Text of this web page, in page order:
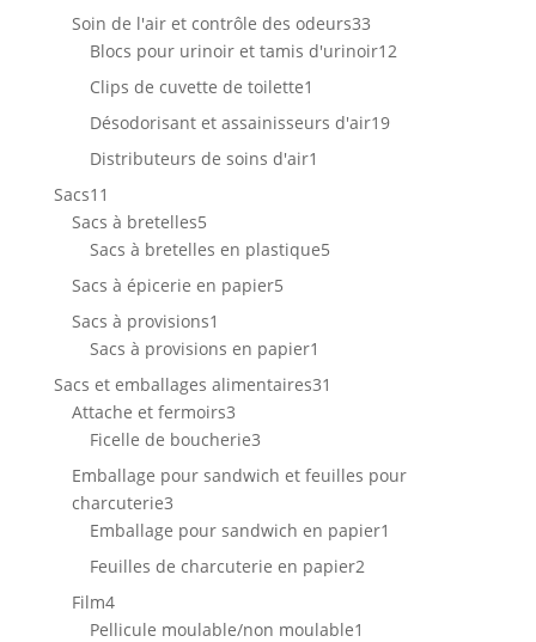
produits
Soin de l'air et contrôle des odeurs3333
produits
Blocs pour urinoir et tamis d'urinoir1212
Clips de cuvette de toilette1
produit
Désodorisant et assainisseurs d'air1919
Distributeurs de soins d'air1
Sacs11
produits
Sacs à bretelles55
produits
Sacs à bretelles en plastique55
Sacs à épicerie en papier55
Sacs à provisions1
produit
Sacs à provisions en papier1
produit
Sacs et emballages alimentaires31
Attache et fermoirs33
produits
Ficelle de boucherie33
produits
Emballage pour sandwich et feuilles pour
charcuterie33
produits
Emballage pour sandwich en papier1
Feuilles de charcuterie en papier22
Film44
produits
Pellicule moulable/non moulable1